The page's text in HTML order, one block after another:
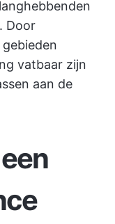
Door
vatbaar zijn
aan de